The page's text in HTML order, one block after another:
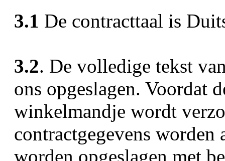
3.1 De contracttaal is
3.2. De volledige tekst
ons opgeslagen. Voordat
winkelmandje wordt
contractgegevens
worden opgeslagen met